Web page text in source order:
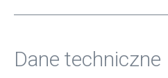
Dane techniczne